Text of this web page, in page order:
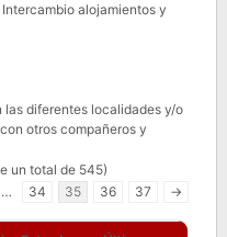
Intercambio alojamientos y
diferentes localidades y/o
otros compañeros y
un total de 545)
… 34 35 36 37 →